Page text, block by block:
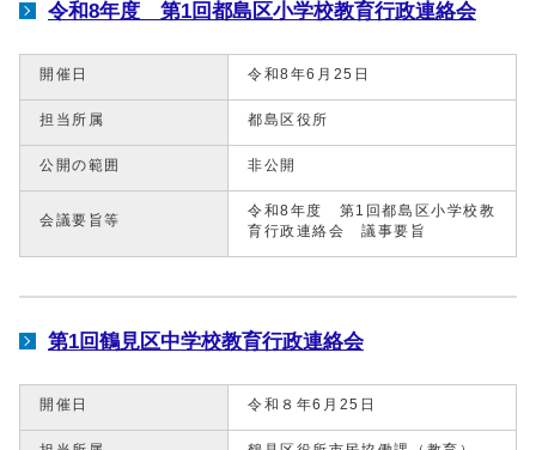
令和8年度 第1回都島区小学校教育行政連絡会
開催日 令和8年6月25日
担当所属 都島区役所
公開の範囲 非公開
会議要旨等
令和8年度 第1回都島区小学校教
育行政連絡会 議事要旨
第1回鶴見区中学校教育行政連絡会
開催日 令和８年6月25日